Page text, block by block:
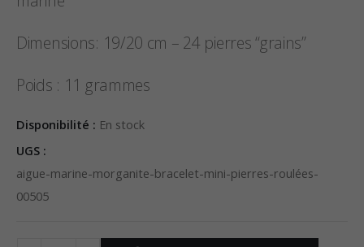
Dimensions: 19/20 cm – 24 pierres “grains”
Poids : 11 grammes
Disponibilité : En stock
UGS :
aigue-marine-morganite-bracelet-mini-pierres-roulées-
00505